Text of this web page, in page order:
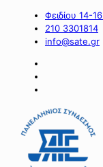
Φειδίου 14-
210 3301814
info@sate.gr